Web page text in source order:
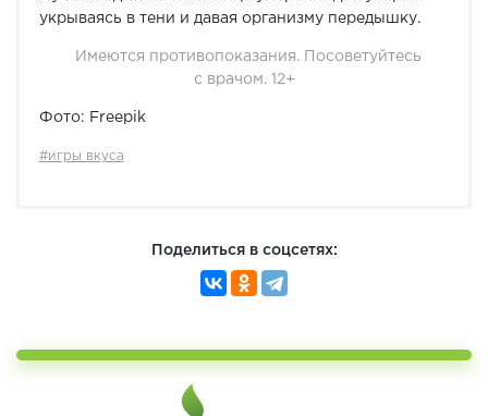
укрываясь в тени и давая организму передышку.
Имеются противопоказания. Посоветуйтесь
с врачом. 12+
Фото: Freepik
#игры вкуса
Поделиться в соцсетях: